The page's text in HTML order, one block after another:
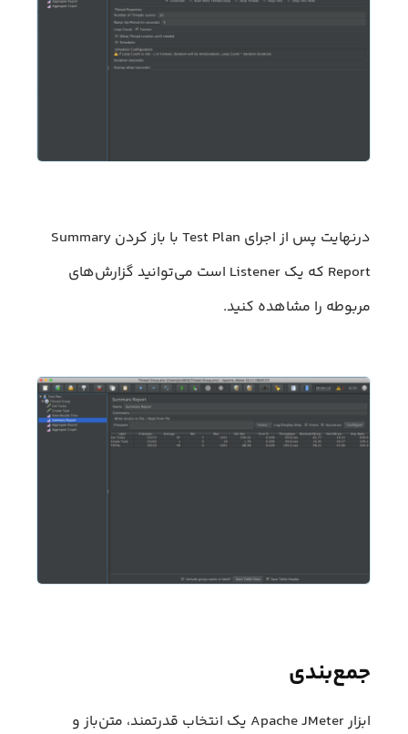
درنهایت پس از اجرای Test Plan با باز کردن Summary
Report که یک Listener است می‌توانید گزارش‌های
مربوطه را مشاهده کنید.
جمع‌بندی
ابزار Apache JMeter یک انتخاب قدرتمند، متن‌باز و